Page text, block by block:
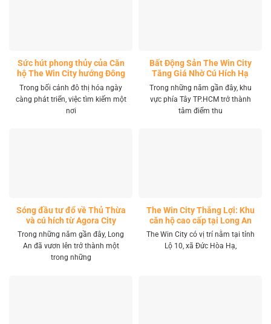
Sức hút phong thủy của Căn
hộ The Win City hướng Đông
Nam
Trong bối cảnh đô thị hóa ngày
càng phát triển, việc tìm kiếm một
nơi
Bất Động Sản The Win City
Tăng Giá Nhờ Cú Hích Hạ
Tầng
Trong những năm gần đây, khu
vực phía Tây TP.HCM trở thành
tâm điểm thu
Sóng đầu tư đổ về Thủ Thừa
và cú hích từ Agora City
Trong những năm gần đây, Long
An đã vươn lên trở thành một
trong những
The Win City Thắng Lợi: Khu
căn hộ cao cấp tại Long An
The Win City có vị trí nằm tại tỉnh
Lộ 10, xã Đức Hòa Hạ,